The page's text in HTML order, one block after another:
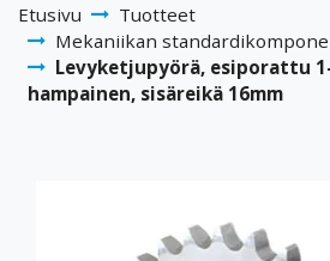
Etusivu
Tuotteet
Mekaniikan
Levyketjupyörä, esiporattu
hampainen, sisäreikä 16mm